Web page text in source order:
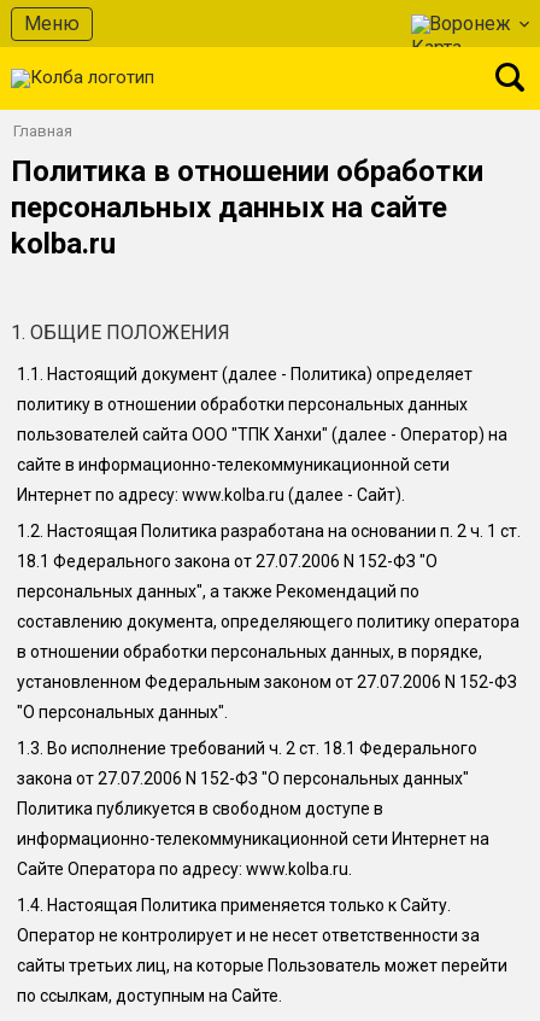
Меню Воронеж
Главная
Политика в отношении обработки
персональных данных на сайте
kolba.ru
1. ОБЩИЕ ПОЛОЖЕНИЯ
1.1.
Настоящий документ (далее - Политика) определяет
политику в отношении обработки персональных данных
пользователей сайта ООО "ТПК Ханхи" (далее - Оператор) на
сайте в информационно-телекоммуникационной сети
Интернет по адресу: www. kolba.ru (далее - Сайт).
1.2. Настоящая Политика разработана на основании п. 2 ч. 1 ст.
18.1 Федерального закона от 27.07.2006 N 152-ФЗ "О
персональных данных", а также Рекомендаций по
составлению документа, определяющего политику оператора
в отношении обработки персональных данных, в порядке,
установленном Федеральным законом от 27.07.2006 N 152-ФЗ
"О персональных данных".
1.3. Во исполнение требований ч. 2 ст. 18.1 Федерального
закона от 27.07.2006 N 152-ФЗ "О персональных данных"
Политика публикуется в свободном доступе в
информационно-телекоммуникационной сети Интернет на
Сайте Оператора по адресу: www. kolba.ru
1.4. Настоящая Политика применяется только к Сайту.
Оператор не контролирует и не несет ответственности за
сайты третьих лиц, на которые Пользователь может перейти
по ссылкам, доступным на Сайте.